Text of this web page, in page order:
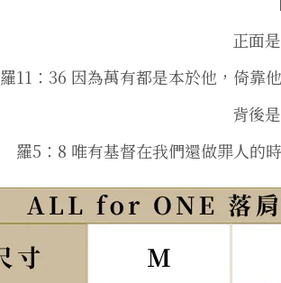
正面
羅11：36 因為萬有都是本於他，倚靠
背後
羅5：8 唯有基督在我們還做罪人的